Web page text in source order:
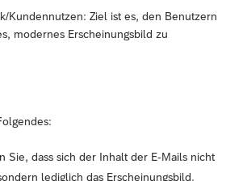
Kundennutzen: Ziel ist es, den Benutzern
modernes Erscheinungsbild zu
Sie, dass sich der Inhalt der E-Mails nicht
lediglich das Erscheinungsbild.